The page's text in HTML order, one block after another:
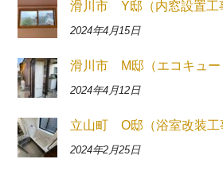
滑川市 Y邸（内窓設置工
2024年4月15日
滑川市 M邸（エコキュー
2024年4月12日
立山町 O邸（浴室改装工
2024年2月25日